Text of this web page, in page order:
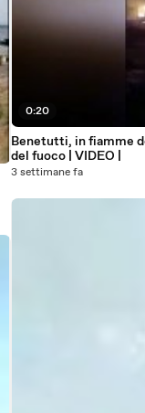
0:20
Benetutti, in fiamme
del fuoco | VIDEO |
3 settimane fa